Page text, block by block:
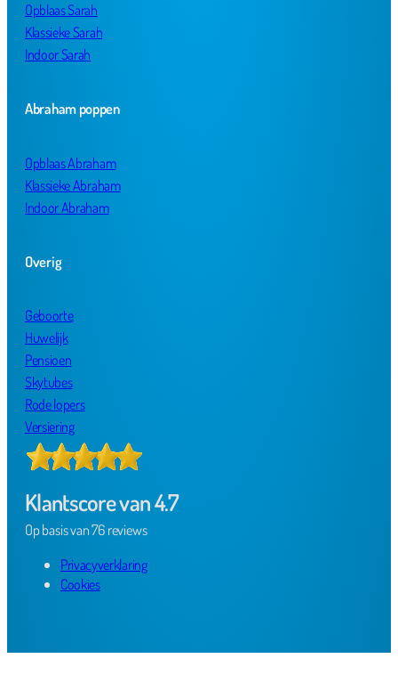
Opblaas Sarah
Klassieke Sarah
Indoor Sarah
Abraham poppen
Opblaas Abraham
Klassieke Abraham
Indoor Abraham
Overig
Geboorte
Huwelijk
Pensioen
Skytubes
Rode lopers
Versiering
Klantscore van 4.7
Op basis van 76 reviews
Privacyverklaring
Cookies